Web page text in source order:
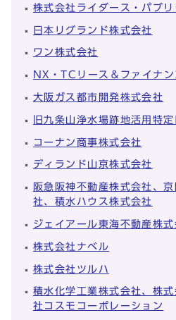
株式会社ライダース・パブリ
日本リグランド株式会社
ワン株式会社
NX・TCリース＆ファイナン
大阪ガス都市開発株式会社
旧九条山浄水場跡地活用特
コーナン商事株式会社
ディランド山京株式会社
阪急阪神不動産株式会社、
社、積水ハウス株式会社
ジェイアール東海不動産株式
株式会社ナベル
株式会社ツルハ
積水化学工業株式会社、株
社コスモコーポレーション